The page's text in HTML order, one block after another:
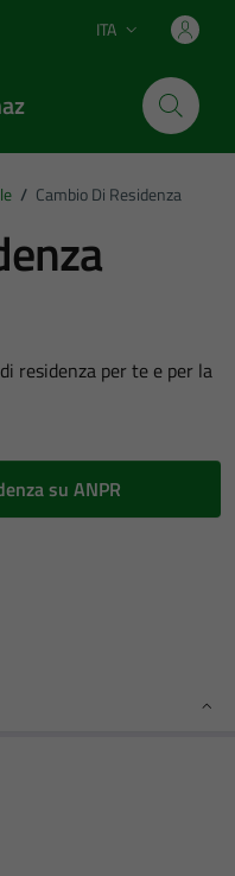
Lingua attiva:
ITA
/ Cambio Di Residenza
residenza per te e per la
su ANPR